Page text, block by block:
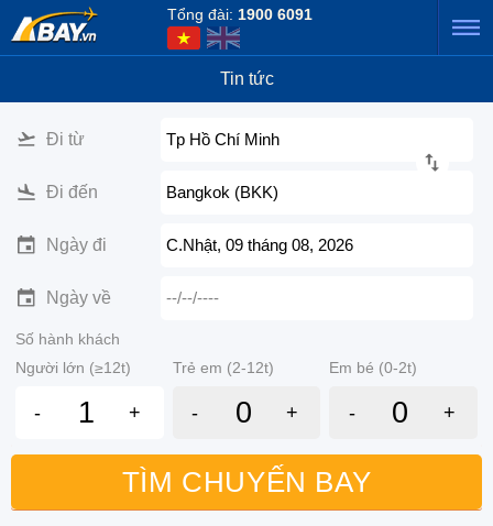
Tổng đài: 1900 6091
Tin tức
Đi từ Tp Hồ Chí Minh
Đi đến Bangkok (BKK)
Ngày đi C.Nhật, 09 tháng 08, 2026
Ngày về --/--/----
Số hành khách
Người lớn (≥12t)
Trẻ em (2-12t) Em bé (0-2t)
- + - + - +
TÌM CHUYẾN BAY